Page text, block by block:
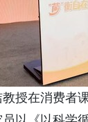
授在消费者